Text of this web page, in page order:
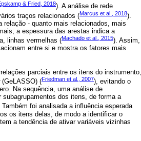
& Fried, 2018). A análise de rede
traços relacionados (Marcus et al., 2018).
relação - quanto mais relacionados, mais
a espessura das arestas indica a
linhas vermelhas (Machado et al., 2015). Assim,
entre si e mostra os fatores mais
parciais entre os itens do instrumento,
(GeLASSO) (Friedman et al., 2007), evitando o
Na sequência, uma análise de
dos itens, de forma a
Também foi analisada a influência esperada
os itens delas, de modo a identificar o
a tendência de ativar variáveis vizinhas